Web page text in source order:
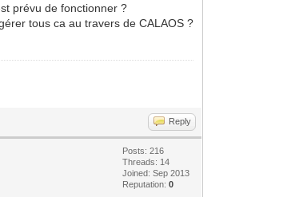
prévu de fonctionner ?
tous ca au travers de CALAOS ?
Reply
Posts: 216
Threads: 14
Joined: Sep 2013
Reputation:0